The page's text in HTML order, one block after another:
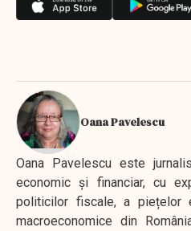
Oana Pavelescu
Oana Pavelescu este
economic și financiar, cu
politicilor fiscale, a piețelor
macroeconomice din